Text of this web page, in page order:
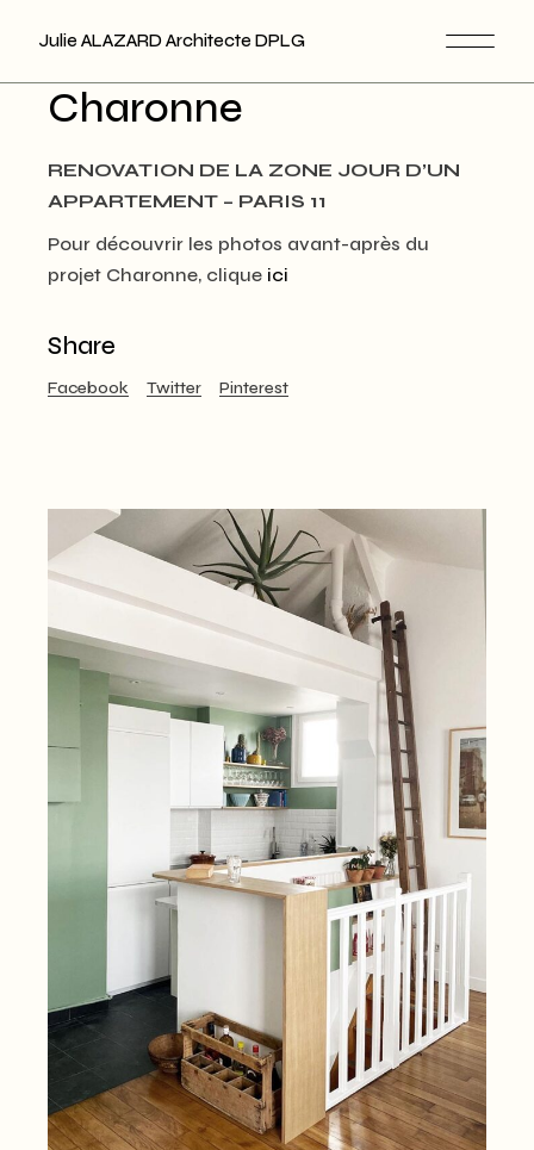
Julie ALAZARD Architecte DPLG
Charonne
RENOVATION DE LA ZONE JOUR D’UN
APPARTEMENT – PARIS 11
Pour découvrir les photos avant-après du
projet Charonne, clique ici
Share
Facebook Twitter Pinterest